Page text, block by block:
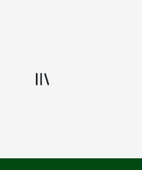
Offcanvas